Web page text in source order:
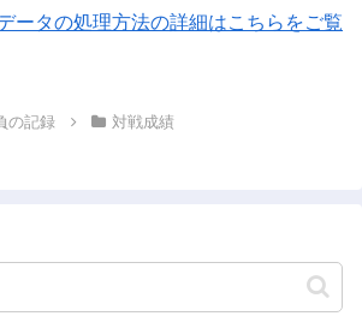
ータの処理方法の詳細はこちらをご覧
の記録 対戦成績